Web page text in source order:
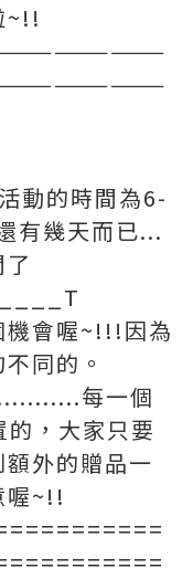
~!!
動的時間為6-
有幾天而已...
機會喔~!!!因為
同的。
每一個
，大家只要
外的贈品一
喔~!!